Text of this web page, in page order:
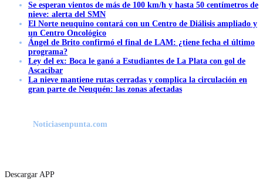
Se esperan vientos de más de 100 km/h y hasta 50 centímetros de
nieve: alerta del SMN
El Norte neuquino contará con un Centro de Diálisis ampliado y
un Centro Oncológico
Ángel de Brito confirmó el final de LAM: ¿tiene fecha el último
programa?
Ley del ex: Boca le ganó a Estudiantes de La Plata con gol de
Ascacibar
La nieve mantiene rutas cerradas y complica la circulación en
gran parte de Neuquén: las zonas afectadas
Noticiasenpunta.com
Descargar APP